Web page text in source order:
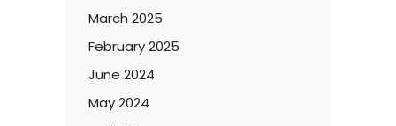
March 2025
February 2025
June 2024
May 2024